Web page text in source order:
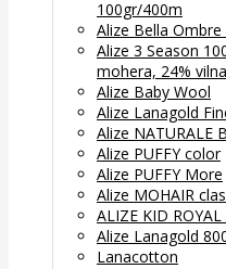
100gr/400m
Alize Bella
Alize 3 Season
mohera, 24% vilna
Alize Baby Wool
Alize Lanagold
Alize NATURALE
Alize PUFFY color
Alize PUFFY More
Alize MOHAIR
ALIZE KID
Alize Lanagold
Lanacotton